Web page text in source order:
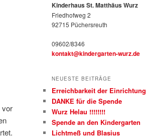
vor
Kinderhaus St. Matthäus Wurz
Friedhofweg 2
92715 Püchersreuth
09602/8346
kontakt@kindergarten-wurz.de
NEUESTE BEITRÄGE
Erreichbarkeit der Einrichtung
DANKE für die Spende
Wurz Helau !!!!!!!!
Spende an den Kindergarten
Lichtmeß und Blasius